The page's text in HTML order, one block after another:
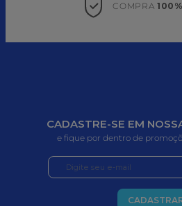
COMPRA
CADASTRE-SE EM
e fique por dentro de